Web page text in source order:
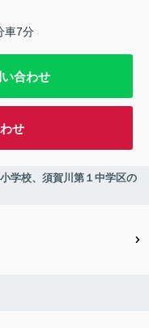
車7分
合わせ
せ
、須賀川第１中学区の